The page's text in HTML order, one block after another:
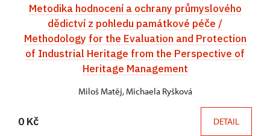
Metodika hodnocení a ochrany průmyslového
dědictví z pohledu památkové péče /
Methodology for the Evaluation and Protection
of Industrial Heritage from the Perspective of
Heritage Management
Miloš Matěj, Michaela Ryšková
0 Kč DETAIL